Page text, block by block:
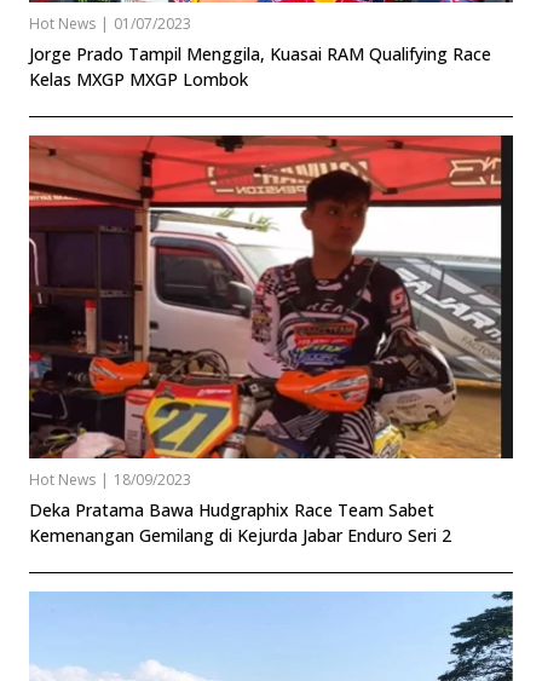
Hot News | 01/07/2023
Jorge Prado Tampil Menggila, Kuasai RAM Qualifying Race
Kelas MXGP MXGP Lombok
Hot News | 18/09/2023
Deka Pratama Bawa Hudgraphix Race Team Sabet
Kemenangan Gemilang di Kejurda Jabar Enduro Seri 2